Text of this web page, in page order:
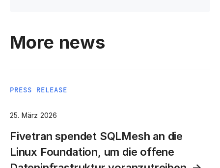
More news
PRESS RELEASE
25. März 2026
Fivetran spendet SQLMesh an die
Linux Foundation, um die offene